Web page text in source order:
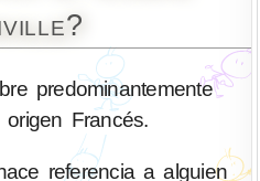
predominantemente
Francés.
referencia a alguien